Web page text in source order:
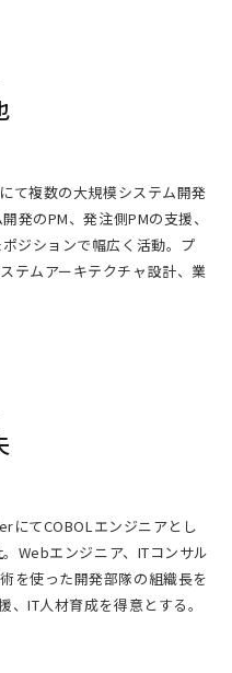
て複数の大規模システム開発
発のPM、発注側PMの支援、
ジションで幅広く活動。プ
テムアーキテクチャ設計、業
にてCOBOLエンジニアとし
Webエンジニア、ITコンサル
を使った開発部隊の組織長を
IT人材育成を得意とする。